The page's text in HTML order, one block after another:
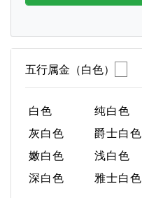
五行属金（白色）
白色 纯白色
灰白色
爵士白色
嫩白色
浅白色
深白色
雅士白色